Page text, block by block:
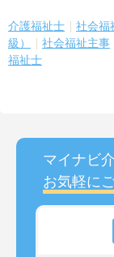
介護福祉士 社会福
級）
社会福祉主事
福祉士
マイナビ
お気軽に